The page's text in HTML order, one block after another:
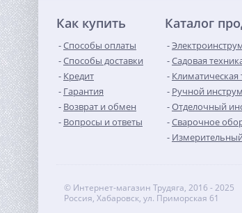
Как купить
Способы оплаты
Способы доставки
Кредит
Гарантия
Возврат и обмен
Вопросы и ответы
Каталог
Садовая
Климатическая
Ручной
Отделочный
Сварочное
© Интернет-магазин Трудяга, 2016 - 2025
Россия, Хабаровск, ул. Приморская 61